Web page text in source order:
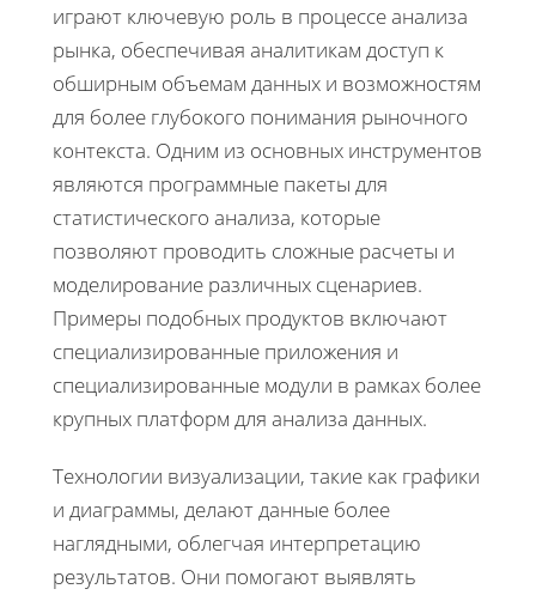
играют ключевую роль в процессе анализа
рынка, обеспечивая аналитикам доступ к
обширным объемам данных и возможностям
для более глубокого понимания рыночного
контекста. Одним из основных инструментов
являются программные пакеты для
статистического анализа, которые
позволяют проводить сложные расчеты и
моделирование различных сценариев.
Примеры подобных продуктов включают
специализированные приложения и
специализированные модули в рамках более
крупных платформ для анализа данных.
Технологии визуализации, такие как графики
и диаграммы, делают данные более
наглядными, облегчая интерпретацию
результатов. Они помогают выявлять